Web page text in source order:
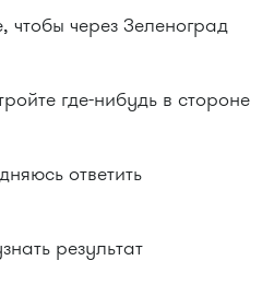
чтобы через Зеленоград
где-нибудь в стороне
ответить
результат